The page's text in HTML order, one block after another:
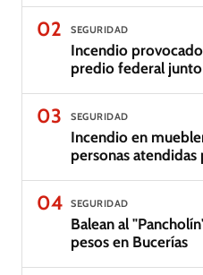
02 SEGURIDAD
Incendio
predio federal
03 SEGURIDAD
Incendio en
personas
04 SEGURIDAD
Balean al
pesos en Bucerías